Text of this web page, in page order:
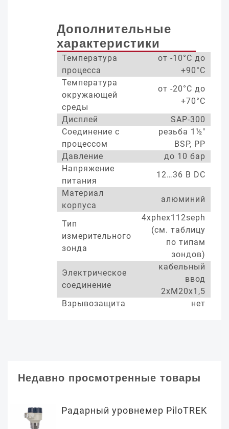
Дополнительные
характеристики
Температура
процесса
от -10°С до
+90°С
Температура
окружающей
среды
от -20°С до
+70°С
Дисплей
SAP-300
Соединение с
процессом
резьба 1½"
BSP, PP
Давление
до 10 бар
Напряжение
питания
12…36 В DC
Материал
корпуса
алюминий
Тип
измерительного
зонда
4xphex112seph
(см. таблицу
по типам
зондов)
Электрическое
соединение
кабельный
ввод
2хМ20х1,5
Взрывозащита
нет
Недавно просмотренные товары
Радарный уровнемер PiloTREK